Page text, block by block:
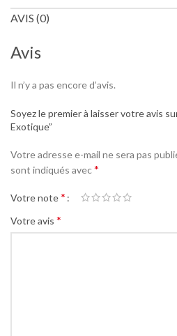
AVIS (0)
Avis
Il n’y a pas encore d’avis.
Soyez le premier à laisser votre avis
Exotique”
Votre adresse e-mail ne sera pas
sont indiqués avec*
Votre note*
Votre avis *